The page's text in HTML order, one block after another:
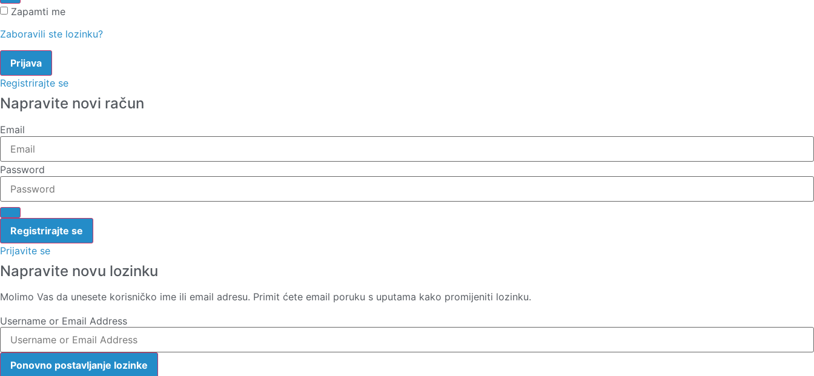
Zapamti me
Zaboravili ste lozinku?
Registrirajte se
Napravite novi račun
Email
Password
Prijavite se
Napravite novu lozinku
Molimo Vas da unesete korisničko ime ili email adresu. Primit ćete email poruku s uputama kako promijeniti lozinku.
Username or Email Address